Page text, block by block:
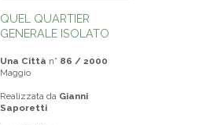
QUEL QUARTIER
GENERALE ISOLATO
Una Città n° 86 / 2000
Maggio
Realizzata da Gianni
Saporetti